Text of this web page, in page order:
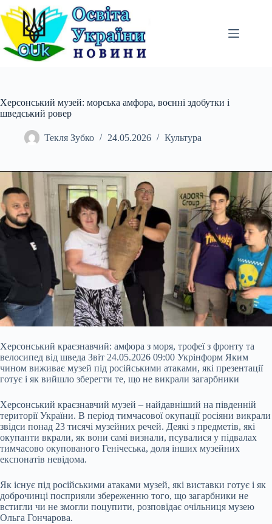
Перейти
до
вмісту
Херсонський музей: морська амфора, воєнні здобутки і
шведський ровер
Текля Зубко 24.05.2026 Культура
Херсонський краєзнавчий: амфора з моря, трофеї з фронту та
велосипед від шведа Звіт 24.05.2026 09:00 Укрінформ Яким
чином виживає музей під російськими атаками, які презентації
готує і як вийшло зберегти те, що не викрали загарбники
Херсонський краєзнавчий музей – найдавніший на південній
території України. В період тимчасової окупації росіяни викрали
звідси понад 23 тисячі музейних речей. Деякі з предметів, які
окупанти вкрали, як вони самі визнали, псувалися у підвалах
тимчасово окупованого Генічеська, доля інших музейних
експонатів невідома.
Як існує під російськими атаками музей, які виставки готує і як
доброчинці посприяли збереженню того, що загарбники не
встигли чи не змогли поцупити, розповідає очільниця музею
Ольга Гончарова.